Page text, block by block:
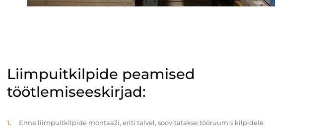
Liimpuitkilpide peamised
töötlemiseeskirjad:
Enne liimpuitkilpide montaaži, eriti talvel, soovitatakse tööruumis kilpidele